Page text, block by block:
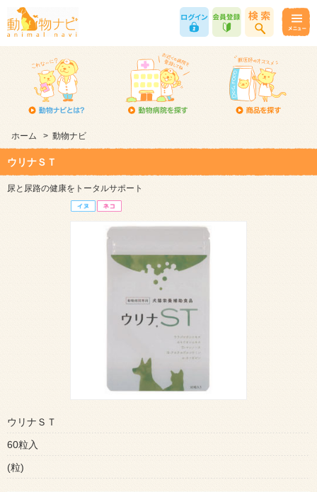
ホーム > 動物ナビ
ウリナＳＴ
尿と尿路の健康をトータルサポート
ウリナＳＴ
60粒入
(粒)